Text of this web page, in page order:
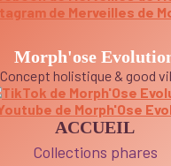
Morph'ose
Concept holistique & good
ACCUEIL
Collections phares